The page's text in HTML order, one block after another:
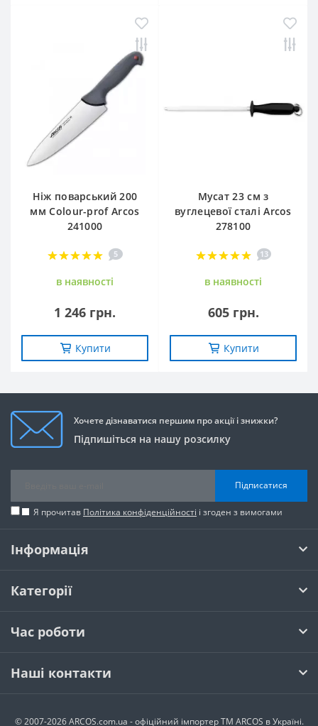
Ніж поварський 200
мм Сolour-prof Arcos
241000
5
в наявностi
1 246 грн.
Купити
Мусат 23 см з
вуглецевої сталі Arcos
278100
13
в наявностi
605 грн.
Купити
Хочете дізнаватися першим про акції і знижки?
Підпишіться на нашу розсилку
Підписатися
Я прочитав Політика конфіденційності і згоден з вимогами
Інформація
Категорії
Час роботи
Наші контакти
© 2007-2026 ARCOS.com.ua - офiцiйний iмпортер ТМ ARCOS в Україні.